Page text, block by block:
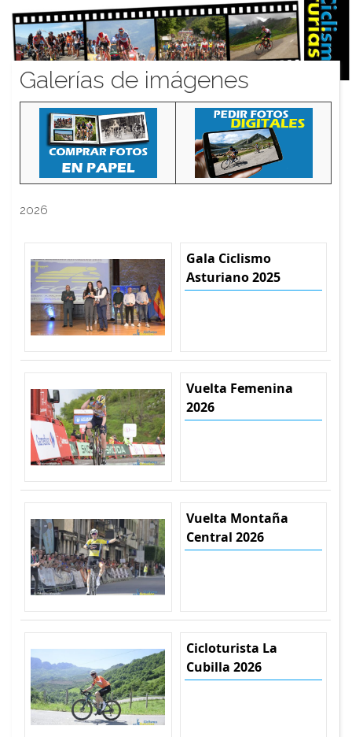
Galerías de imágenes
2026
Gala Ciclismo
Asturiano 2025
Vuelta Femenina
2026
Vuelta Montaña
Central 2026
Cicloturista La
Cubilla 2026